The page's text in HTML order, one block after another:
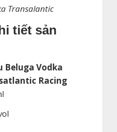
Transalantic
tiết sản
Beluga Vodka
Racing